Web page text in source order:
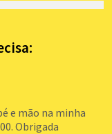
e mão na minha
Obrigada